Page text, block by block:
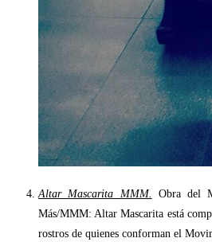
Altar Mascarita MMM.
Obra del
Más/MMM: Altar Mascarita está
rostros de quienes conforman el